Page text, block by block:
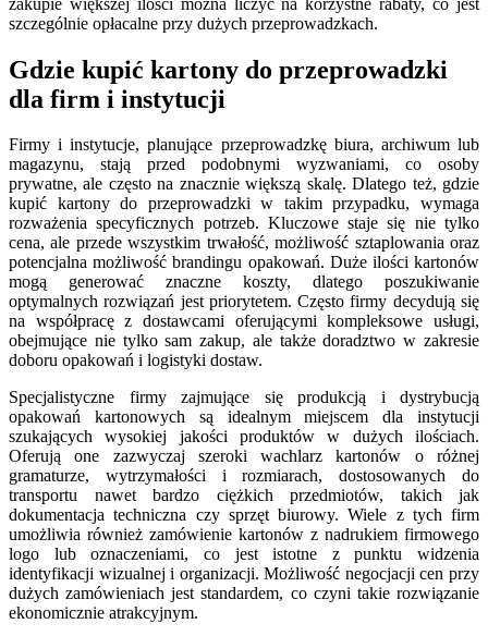
szczególnie opłacalne przy dużych przeprowadzkach.
Gdzie kupić kartony do przeprowadzki
dla firm i instytucji
Firmy i instytucje, planujące przeprowadzkę biura, archiwum lub
magazynu, stają przed podobnymi wyzwaniami, co osoby
prywatne, ale często na znacznie większą skalę. Dlatego też, gdzie
kupić kartony do przeprowadzki w takim przypadku, wymaga
rozważenia specyficznych potrzeb. Kluczowe staje się nie tylko
cena, ale przede wszystkim trwałość, możliwość sztaplowania oraz
potencjalna możliwość brandingu opakowań. Duże ilości kartonów
mogą generować znaczne koszty, dlatego poszukiwanie
optymalnych rozwiązań jest priorytetem. Często firmy decydują się
na współpracę z dostawcami oferującymi kompleksowe usługi,
obejmujące nie tylko sam zakup, ale także doradztwo w zakresie
doboru opakowań i logistyki dostaw.
Specjalistyczne firmy zajmujące się produkcją i dystrybucją
opakowań kartonowych są idealnym miejscem dla instytucji
szukających wysokiej jakości produktów w dużych ilościach.
Oferują one zazwyczaj szeroki wachlarz kartonów o różnej
gramaturze, wytrzymałości i rozmiarach, dostosowanych do
transportu nawet bardzo ciężkich przedmiotów, takich jak
dokumentacja techniczna czy sprzęt biurowy. Wiele z tych firm
umożliwia również zamówienie kartonów z nadrukiem firmowego
logo lub oznaczeniami, co jest istotne z punktu widzenia
identyfikacji wizualnej i organizacji. Możliwość negocjacji cen przy
dużych zamówieniach jest standardem, co czyni takie rozwiązanie
ekonomicznie atrakcyjnym.